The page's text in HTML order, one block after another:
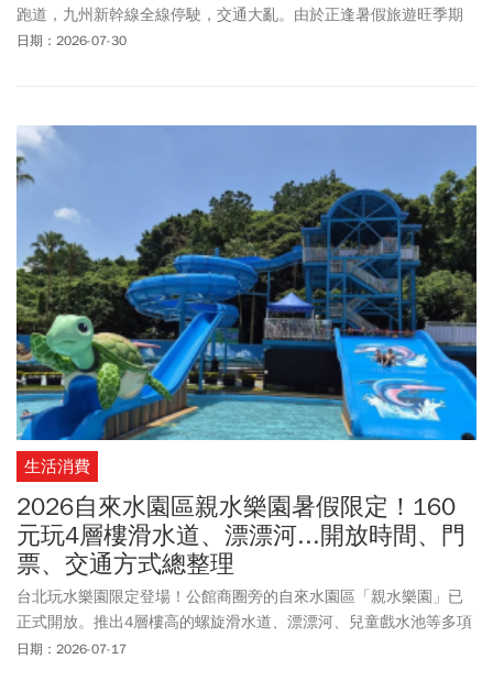
跑道，九州新幹線全線停駛，交通大亂。由於正逢暑假旅遊旺季期
間，不少在日本的台灣人都受到影響。在日本旅遊或工作時遇到地
資安風險。災害漫遊Wi-Fi台灣也有嗎？？國家通訊傳播委員會(NCC)
說明，當發生緊急狀況時，在符合啟動條件的情況下，也會啟動災
害漫遊機制，確保民眾能夠接收到即時的救災資訊及避難指引。建
議民眾平時可先了解設定方式，若遇緊急需求時就能快速完成設
定。
日期：2026-07-30
生活消費
2026自來水園區親水樂園暑假限定！160
元玩4層樓滑水道、漂漂河...開放時間、門
票、交通方式總整理
台北玩水樂園限定登場！公館商圈旁的自來水園區「親水樂園」已
正式開放。推出4層樓高的螺旋滑水道、漂漂河、兒童戲水池等多項
玩水設施，成為台北暑假親子玩水新選擇。本文整理自來水園區親
日期：2026-07-17